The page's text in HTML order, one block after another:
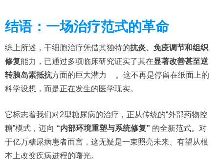
结语：一场治疗范式的革命
综上所述，干细胞治疗凭借其独特的抗炎、免疫调节和组织
修复能力，已通过多项临床研究证实了其在显著改善甚至逆
转胰岛素抵抗方面的巨大潜力
。这不再是停留在纸面上的
科学设想，而是正在发生的医学现实。
它标志着我们对2型糖尿病的治疗，正从传统的“外部药物控
糖”模式，迈向 “内部环境重塑与系统修复” 的全新范式。对
于亿万糖尿病患者而言，这无疑是一束照亮未来、有望从根
本上改变疾病进程的曙光。